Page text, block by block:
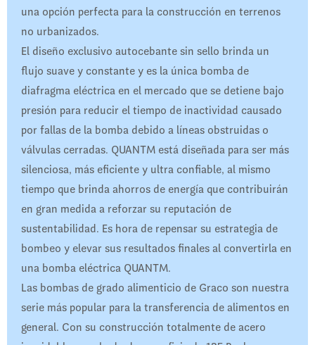
una opción perfecta para la construcción en terrenos
no urbanizados.
El diseño exclusivo autocebante sin sello brinda un
flujo suave y constante y es la única bomba de
diafragma eléctrica en el mercado que se detiene bajo
presión para reducir el tiempo de inactividad causado
por fallas de la bomba debido a líneas obstruidas o
válvulas cerradas. QUANTM está diseñada para ser más
silenciosa, más eficiente y ultra confiable, al mismo
tiempo que brinda ahorros de energía que contribuirán
en gran medida a reforzar su reputación de
sustentabilidad. Es hora de repensar su estrategia de
bombeo y elevar sus resultados finales al convertirla en
una bomba eléctrica QUANTM.
Las bombas de grado alimenticio de Graco son nuestra
serie más popular para la transferencia de alimentos en
general. Con su construcción totalmente de acero